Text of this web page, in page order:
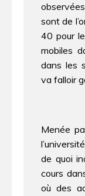
sont de
40 pour
mobiles
dans les
va falloir
Menée
de quoi
cours
où des